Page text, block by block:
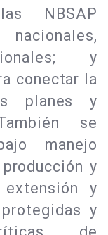
NBSAP
y
conectar la
planes y
se
manejo
y
y
y